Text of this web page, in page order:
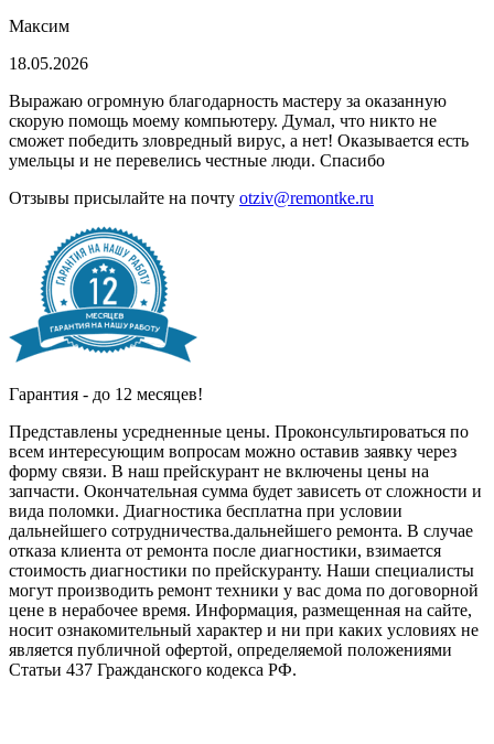
Максим
18.05.2026
Выражаю огромную благодарность мастеру за оказанную
скорую помощь моему компьютеру. Думал, что никто не
сможет победить зловредный вирус, а нет! Оказывается есть
умельцы и не перевелись честные люди. Спасибо
Отзывы присылайте на почту otziv@remontke.ru
Гарантия - до 12 месяцев!
Представлены усредненные цены. Проконсультироваться по
всем интересующим вопросам можно оставив заявку через
форму связи. В наш прейскурант не включены цены на
запчасти. Окончательная сумма будет зависеть от сложности и
вида поломки. Диагностика бесплатна при условии
дальнейшего сотрудничества.дальнейшего ремонта. В случае
отказа клиента от ремонта после диагностики, взимается
стоимость диагностики по прейскуранту. Наши специалисты
могут производить ремонт техники у вас дома по договорной
цене в нерабочее время. Информация, размещенная на сайте,
носит ознакомительный характер и ни при каких условиях не
является публичной офертой, определяемой положениями
Статьи 437 Гражданского кодекса РФ.